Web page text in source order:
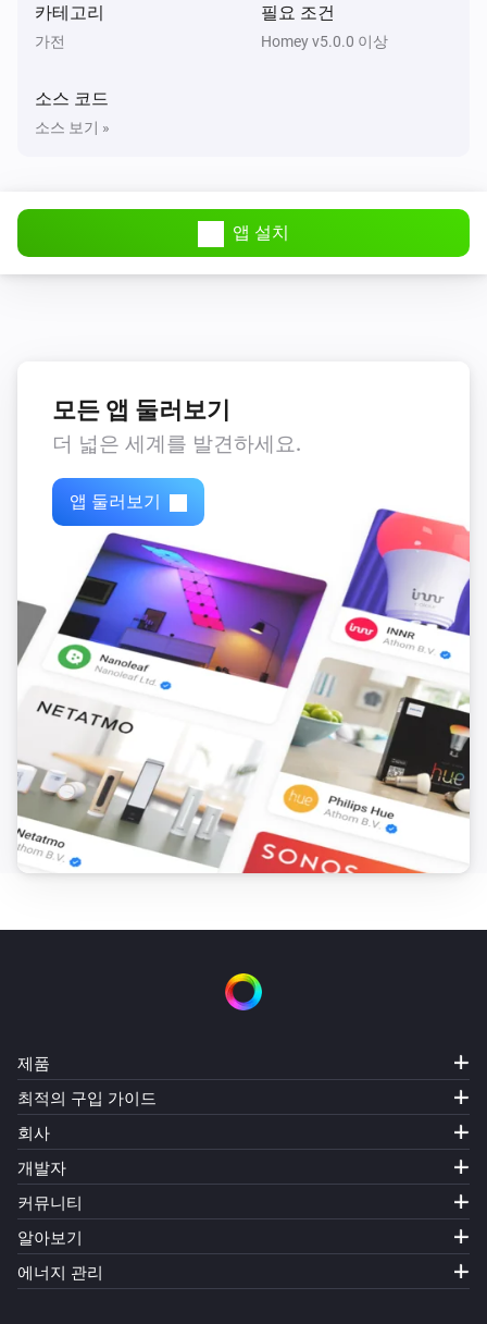
https://geojson.io/
Poll and update status i
Automower
Automower
Automower
Park for Number of hours
Automower
Resume i
Automower
Start and run for Number of hours hours i
카테고리
가전
필요 조건
Homey v5.0.0 이상
소스 코드
소스 보기 »
앱 설치
모든 앱 둘러보기
더 넓은 세계를 발견하세요.
앱 둘러보기
제품
최적의 구입 가이드
회사
개발자
커뮤니티
알아보기
에너지 관리